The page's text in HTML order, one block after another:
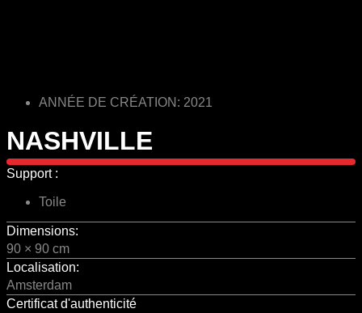
ANNÉE DE CRÉATION: 2021
NASHVILLE
Support :
Toile
Dimensions:
90 × 90 cm
Localisation:
Amsterdam
Certificat d'authenticité